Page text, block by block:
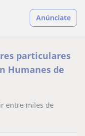
Anúnciate
particulares
Humanes de
entre miles de